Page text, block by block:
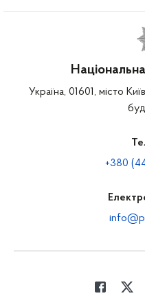
Україна, 01601, місто
+380